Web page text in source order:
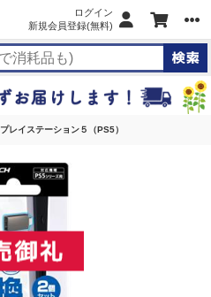
ログイン
新規会員登録(無料)
プレイステーション５（PS5）